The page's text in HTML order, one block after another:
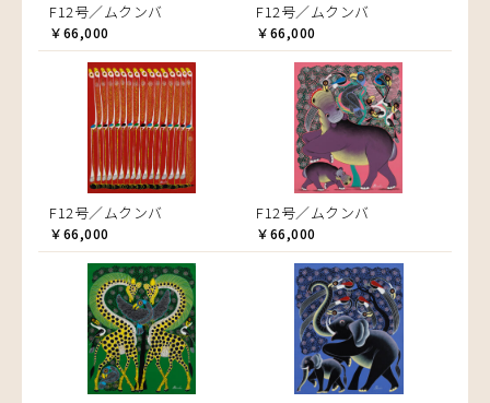
F12号／ムクンバ
￥66,000
F12号／ムクンバ
￥66,000
F12号／ムクンバ
￥66,000
F12号／ムクンバ
￥66,000